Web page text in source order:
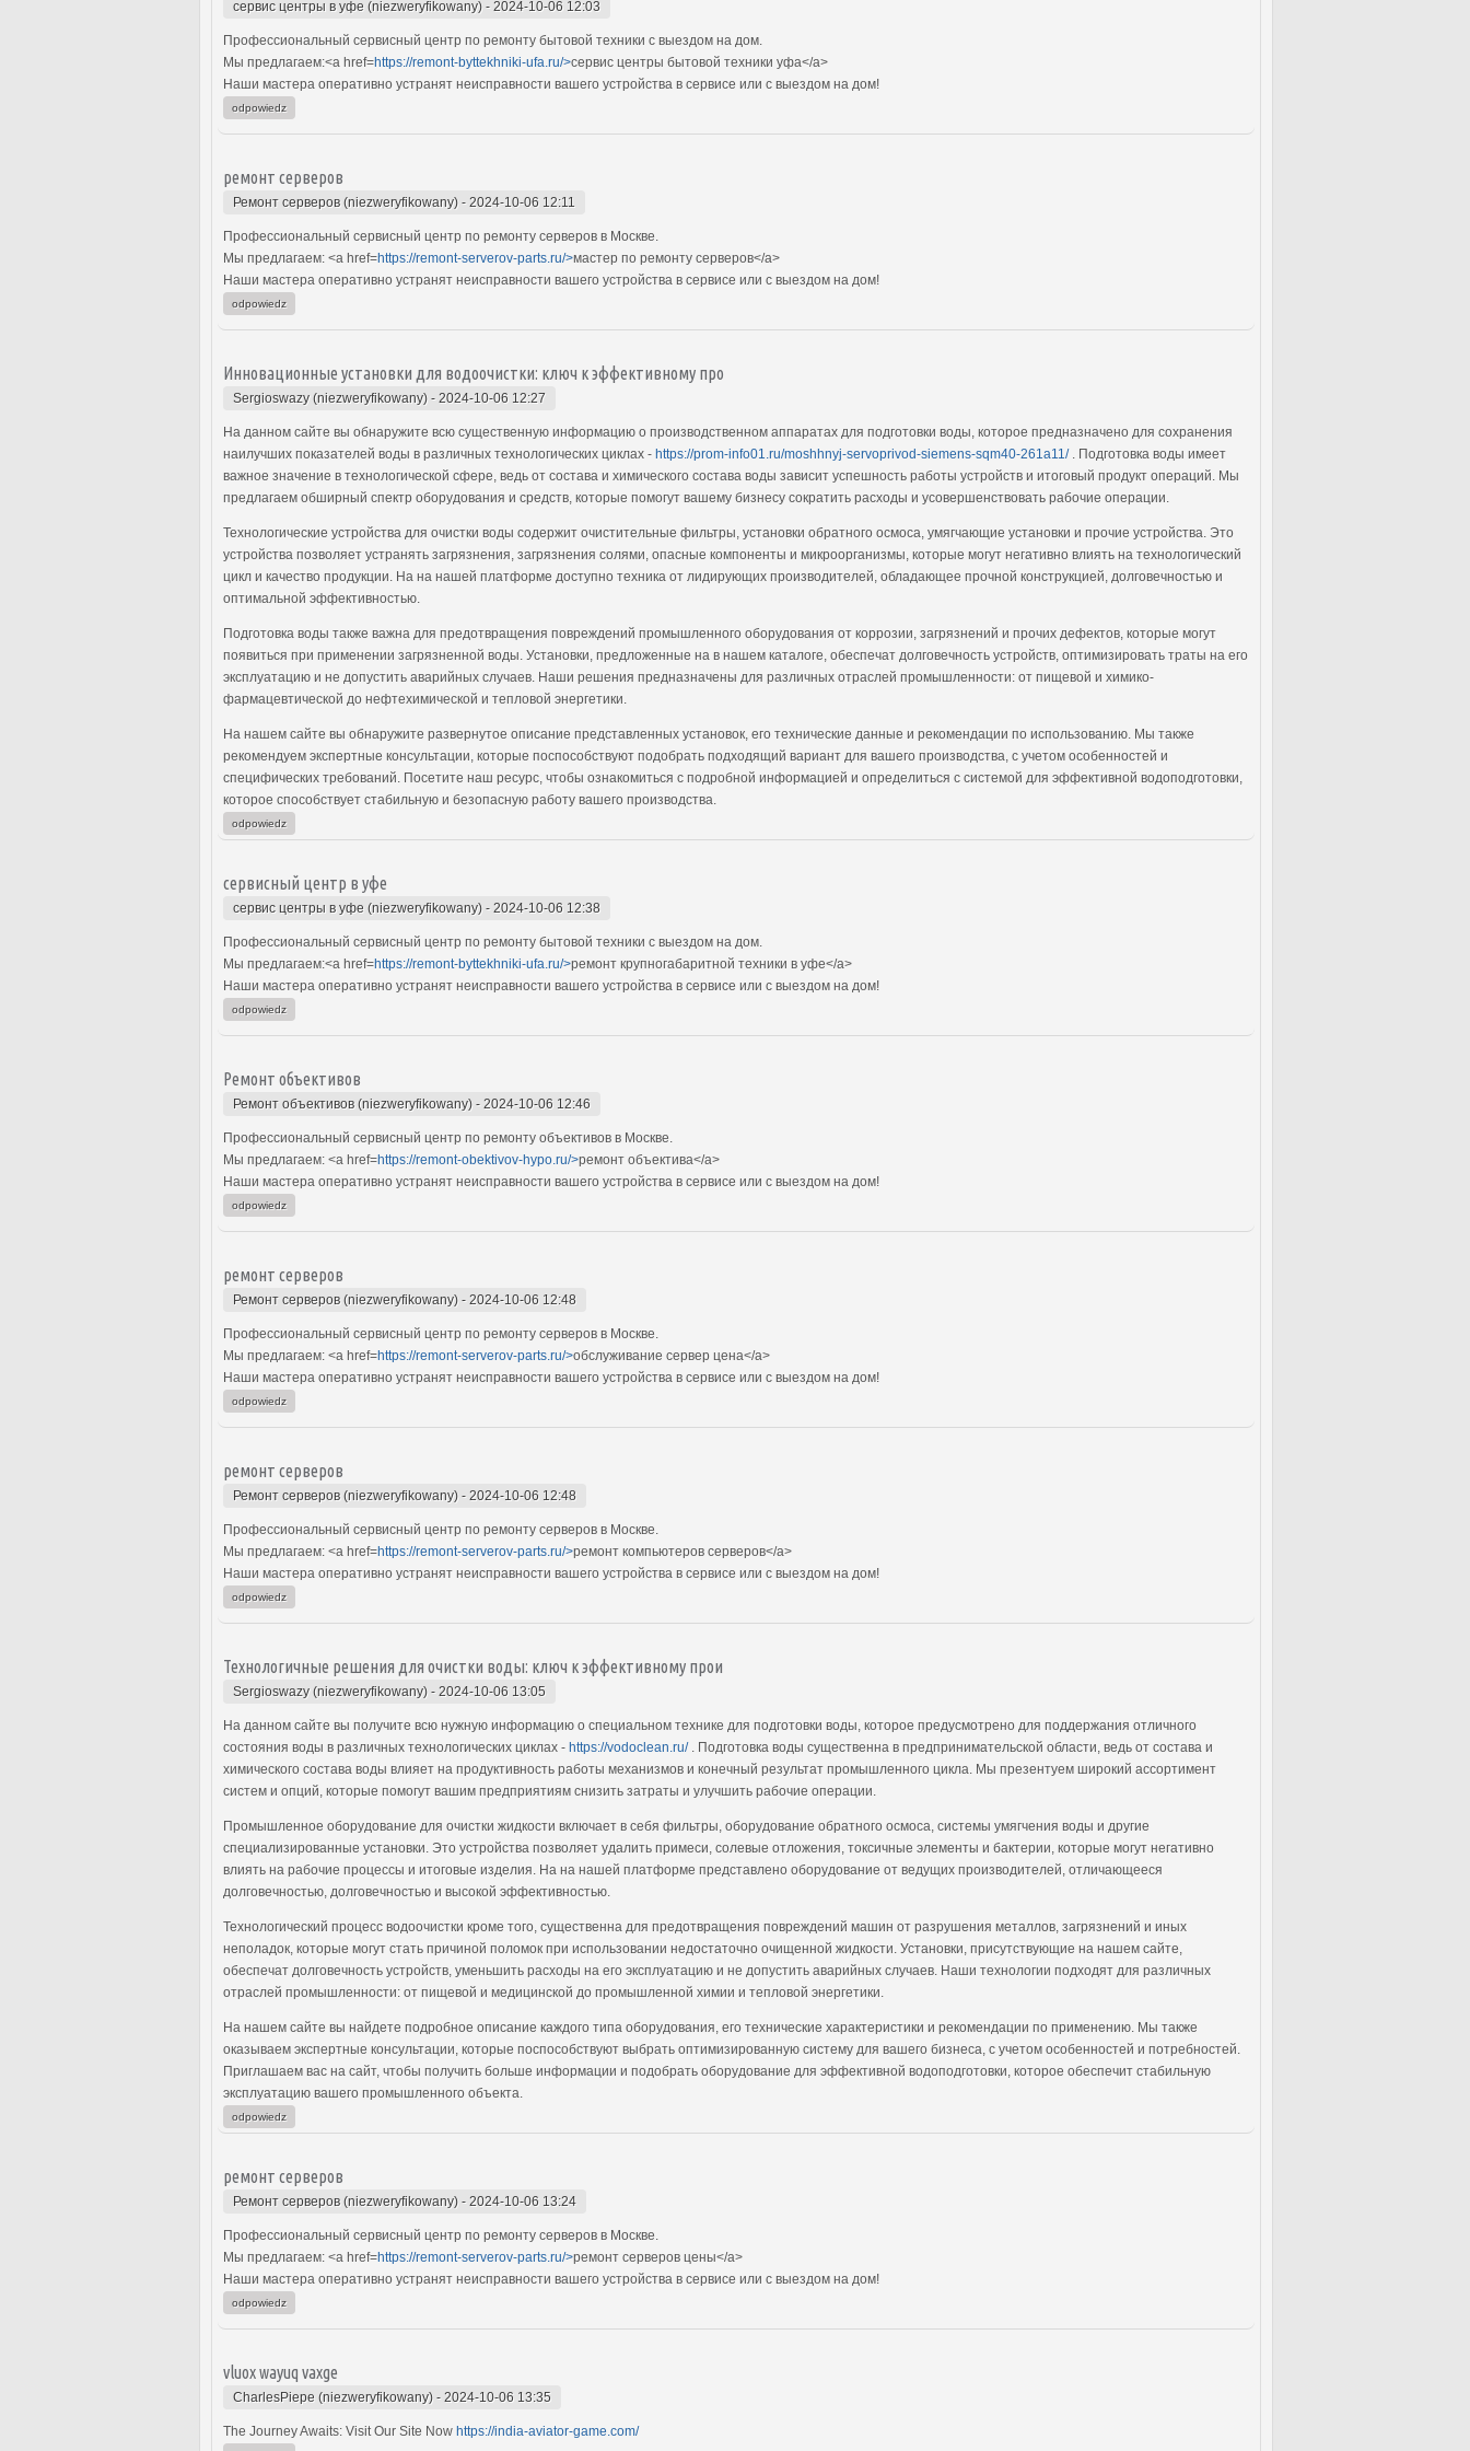
сервис центры в уфе (niezweryfikowany) - 2024-10-06 12:03
Профессиональный сервисный центр по ремонту бытовой техники с выездом на дом.
Мы предлагаем:<a href=https://remont-byttekhniki-ufa.ru/>сервис центры бытовой техники уфа</a>
Наши мастера оперативно устранят неисправности вашего устройства в сервисе или с выездом на дом!
odpowiedz
ремонт серверов
Ремонт серверов (niezweryfikowany) - 2024-10-06 12:11
Профессиональный сервисный центр по ремонту серверов в Москве.
Мы предлагаем: <a href=https://remont-serverov-parts.ru/>мастер по ремонту серверов</a>
Наши мастера оперативно устранят неисправности вашего устройства в сервисе или с выездом на дом!
odpowiedz
Инновационные установки для водоочистки: ключ к эффективному про
Sergioswazy (niezweryfikowany) - 2024-10-06 12:27
На данном сайте вы обнаружите всю существенную информацию о производственном аппаратах для подготовки воды, которое предназначено для сохранения
наилучших показателей воды в различных технологических циклах - https://prom-info01.ru/moshhnyj-servoprivod-siemens-sqm40-261a11/. Подготовка воды имеет
важное значение в технологической сфере, ведь от состава и химического состава воды зависит успешность работы устройств и итоговый продукт операций. Мы
предлагаем обширный спектр оборудования и средств, которые помогут вашему бизнесу сократить расходы и усовершенствовать рабочие операции.
Технологические устройства для очистки воды содержит очистительные фильтры, установки обратного осмоса, умягчающие установки и прочие устройства. Это
устройства позволяет устранять загрязнения, загрязнения солями, опасные компоненты и микроорганизмы, которые могут негативно влиять на технологический
цикл и качество продукции. На на нашей платформе доступно техника от лидирующих производителей, обладающее прочной конструкцией, долговечностью и
оптимальной эффективностью.
Подготовка воды также важна для предотвращения повреждений промышленного оборудования от коррозии, загрязнений и прочих дефектов, которые могут
появиться при применении загрязненной воды. Установки, предложенные на в нашем каталоге, обеспечат долговечность устройств, оптимизировать траты на его
эксплуатацию и не допустить аварийных случаев. Наши решения предназначены для различных отраслей промышленности: от пищевой и химико-
фармацевтической до нефтехимической и тепловой энергетики.
На нашем сайте вы обнаружите развернутое описание представленных установок, его технические данные и рекомендации по использованию. Мы также
рекомендуем экспертные консультации, которые поспособствуют подобрать подходящий вариант для вашего производства, с учетом особенностей и
специфических требований. Посетите наш ресурс, чтобы ознакомиться с подробной информацией и определиться с системой для эффективной водоподготовки,
которое способствует стабильную и безопасную работу вашего производства.
odpowiedz
сервисный центр в уфе
сервис центры в уфе (niezweryfikowany) - 2024-10-06 12:38
Профессиональный сервисный центр по ремонту бытовой техники с выездом на дом.
Мы предлагаем:<a href=https://remont-byttekhniki-ufa.ru/>ремонт крупногабаритной техники в уфе</a>
Наши мастера оперативно устранят неисправности вашего устройства в сервисе или с выездом на дом!
odpowiedz
Ремонт объективов
Ремонт объективов (niezweryfikowany) - 2024-10-06 12:46
Профессиональный сервисный центр по ремонту объективов в Москве.
Мы предлагаем: <a href=https://remont-obektivov-hypo.ru/>ремонт объектива</a>
Наши мастера оперативно устранят неисправности вашего устройства в сервисе или с выездом на дом!
odpowiedz
ремонт серверов
Ремонт серверов (niezweryfikowany) - 2024-10-06 12:48
Профессиональный сервисный центр по ремонту серверов в Москве.
Мы предлагаем: <a href=https://remont-serverov-parts.ru/>обслуживание сервер цена</a>
Наши мастера оперативно устранят неисправности вашего устройства в сервисе или с выездом на дом!
odpowiedz
ремонт серверов
Ремонт серверов (niezweryfikowany) - 2024-10-06 12:48
Профессиональный сервисный центр по ремонту серверов в Москве.
Мы предлагаем: <a href=https://remont-serverov-parts.ru/>ремонт компьютеров серверов</a>
Наши мастера оперативно устранят неисправности вашего устройства в сервисе или с выездом на дом!
odpowiedz
Технологичные решения для очистки воды: ключ к эффективному прои
Sergioswazy (niezweryfikowany) - 2024-10-06 13:05
На данном сайте вы получите всю нужную информацию о специальном технике для подготовки воды, которое предусмотрено для поддержания отличного
состояния воды в различных технологических циклах - https://vodoclean.ru/. Подготовка воды существенна в предпринимательской области, ведь от состава и
химического состава воды влияет на продуктивность работы механизмов и конечный результат промышленного цикла. Мы презентуем широкий ассортимент
систем и опций, которые помогут вашим предприятиям снизить затраты и улучшить рабочие операции.
Промышленное оборудование для очистки жидкости включает в себя фильтры, оборудование обратного осмоса, системы умягчения воды и другие
специализированные установки. Это устройства позволяет удалить примеси, солевые отложения, токсичные элементы и бактерии, которые могут негативно
влиять на рабочие процессы и итоговые изделия. На на нашей платформе представлено оборудование от ведущих производителей, отличающееся
долговечностью, долговечностью и высокой эффективностью.
Технологический процесс водоочистки кроме того, существенна для предотвращения повреждений машин от разрушения металлов, загрязнений и иных
неполадок, которые могут стать причиной поломок при использовании недостаточно очищенной жидкости. Установки, присутствующие на нашем сайте,
обеспечат долговечность устройств, уменьшить расходы на его эксплуатацию и не допустить аварийных случаев. Наши технологии подходят для различных
отраслей промышленности: от пищевой и медицинской до промышленной химии и тепловой энергетики.
На нашем сайте вы найдете подробное описание каждого типа оборудования, его технические характеристики и рекомендации по применению. Мы также
оказываем экспертные консультации, которые поспособствуют выбрать оптимизированную систему для вашего бизнеса, с учетом особенностей и потребностей.
Приглашаем вас на сайт, чтобы получить больше информации и подобрать оборудование для эффективной водоподготовки, которое обеспечит стабильную
эксплуатацию вашего промышленного объекта.
odpowiedz
ремонт серверов
Ремонт серверов (niezweryfikowany) - 2024-10-06 13:24
Профессиональный сервисный центр по ремонту серверов в Москве.
Мы предлагаем: <a href=https://remont-serverov-parts.ru/>ремонт серверов цены</a>
Наши мастера оперативно устранят неисправности вашего устройства в сервисе или с выездом на дом!
odpowiedz
vluox wayuq vaxge
CharlesPiepe (niezweryfikowany) - 2024-10-06 13:35
The Journey Awaits: Visit Our Site Now https://india-aviator-game.com/